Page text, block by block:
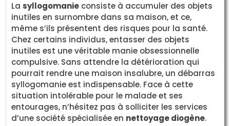
La syllogomanie consiste à accumuler des objets
inutiles en surnombre dans sa maison, et ce,
même s’ils présentent des risques pour la santé.
Chez certains individus, entasser des objets
inutiles est une véritable manie obsessionnelle
compulsive. Sans attendre la détérioration qui
pourrait rendre une maison insalubre, un débarras
syllogomanie est indispensable. Face à cette
situation intolérable pour le malade et ses
entourages, n’hésitez pas à solliciter les services
d’une société spécialisée en nettoyage diogène.